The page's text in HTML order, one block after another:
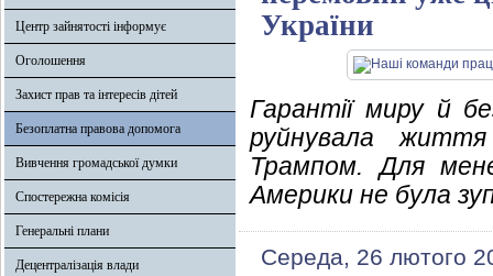
Центр зайнятості інформує
Оголошення
Захист прав та інтересів дітей
Безоплатна правова допомога
Вивчення громадської думки
Спостережна комісія
Генеральні плани
Децентралізація влади
України
Гарантії миру й
руйнувала
Трампом. Для
Америки не була
Середа, 26 лютого